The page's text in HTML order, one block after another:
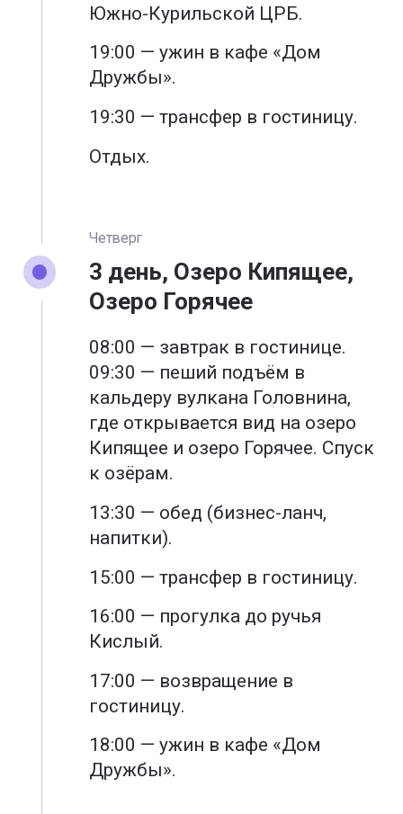
Южно-Курильской ЦРБ.
19:00 — ужин в кафе «Дом
Дружбы».
19:30 — трансфер в гостиницу.
Отдых.
Четверг
3 день, Озеро Кипящее,
Озеро Горячее
08:00 — завтрак в гостинице.
09:30 — пеший подъём в
кальдеру вулкана Головнина,
где открывается вид на озеро
Кипящее и озеро Горячее. Спуск
к озёрам.
13:30 — обед (бизнес-ланч,
напитки).
15:00 — трансфер в гостиницу.
16:00 — прогулка до ручья
Кислый.
17:00 — возвращение в
гостиницу.
18:00 — ужин в кафе «Дом
Дружбы».